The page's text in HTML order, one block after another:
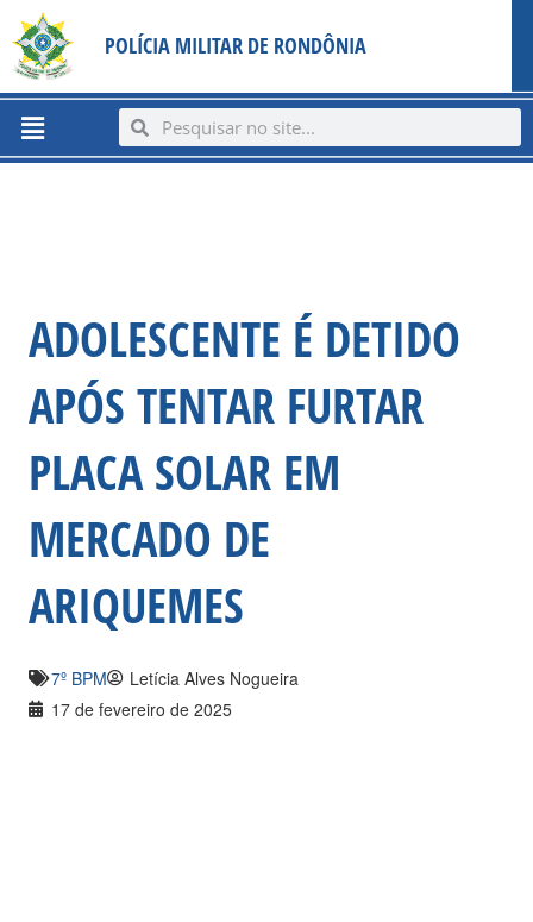
content
para
conteúdo
POLÍCIA MILITAR DE RONDÔNIA
Menu SearchSearch
ADOLESCENTE É DETIDO
APÓS TENTAR FURTAR
PLACA SOLAR EM
MERCADO DE
ARIQUEMES
7º BPM
Letícia Alves Nogueira
17 de fevereiro de 2025